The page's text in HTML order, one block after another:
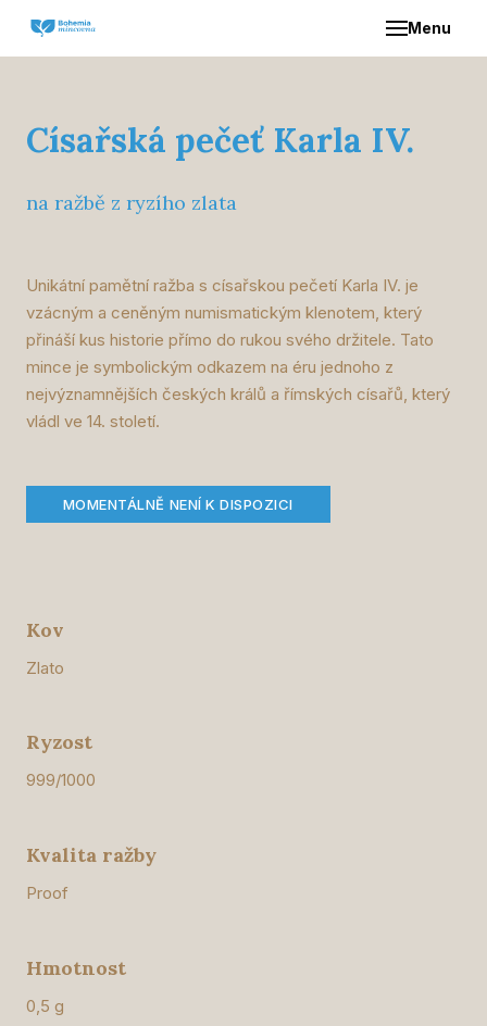
Menu
Císařská pečeť Karla IV.
na ražbě z ryzího zlata
Unikátní pamětní ražba s císařskou pečetí Karla IV. je
vzácným a ceněným numismatickým klenotem, který
přináší kus historie přímo do rukou svého držitele. Tato
mince je symbolickým odkazem na éru jednoho z
nejvýznamnějších českých králů a římských císařů, který
vládl ve 14. století.
MOMENTÁLNĚ NENÍ K DISPOZICI
Kov
Zlato
Ryzost
999/1000
Kvalita ražby
Proof
Hmotnost
0,5 g